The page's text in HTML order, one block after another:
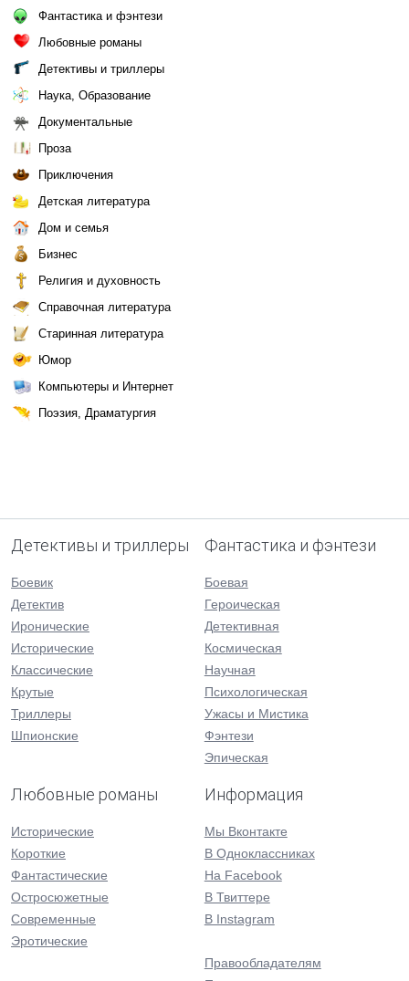
Фантастика и фэнтези
Любовные романы
Детективы и триллеры
Наука, Образование
Документальные
Проза
Приключения
Детская литература
Дом и семья
Бизнес
Религия и духовность
Справочная литература
Старинная литература
Юмор
Компьютеры и Интернет
Поэзия, Драматургия
Детективы и триллеры
Боевик
Детектив
Иронические
Исторические
Классические
Крутые
Триллеры
Шпионские
Фантастика и фэнтези
Боевая
Героическая
Детективная
Космическая
Научная
Психологическая
Ужасы и Мистика
Фэнтези
Эпическая
Любовные романы
Исторические
Короткие
Фантастические
Остросюжетные
Современные
Эротические
Информация
Мы Вконтакте
В Одноклассниках
На Facebook
В Твиттере
В Instagram
Правообладателям